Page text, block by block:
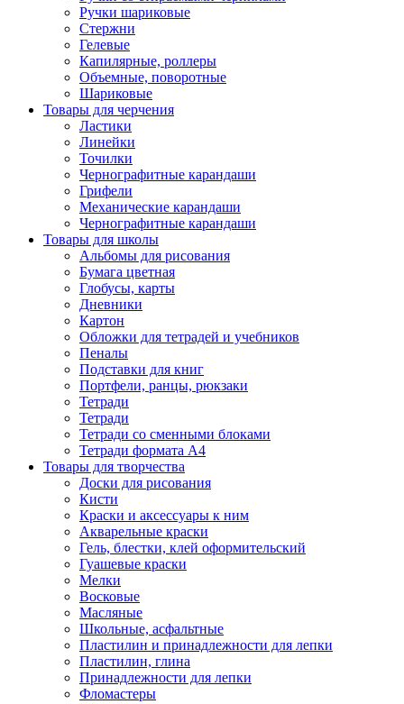
Ручки шариковые
Стержни
Гелевые
Капилярные, роллеры
Объемные, поворотные
Шариковые
Товары для черчения
Ластики
Линейки
Точилки
Чернографитные карандаши
Грифели
Механические карандаши
Чернографитные карандаши
Товары для школы
Альбомы для рисования
Бумага цветная
Глобусы, карты
Дневники
Картон
Обложки для тетрадей и учебников
Пеналы
Подставки для книг
Портфели, ранцы, рюкзаки
Тетради
Тетради
Тетради со сменными блоками
Тетради формата А4
Товары для творчества
Доски для рисования
Кисти
Краски и аксессуары к ним
Акварельные краски
Гель, блестки, клей оформительский
Гуашевые краски
Мелки
Восковые
Масляные
Школьные, асфальтные
Пластилин и принадлежности для лепки
Пластилин, глина
Принадлежности для лепки
Фломастеры